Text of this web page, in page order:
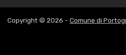
Copyright © 2026 - Comune di